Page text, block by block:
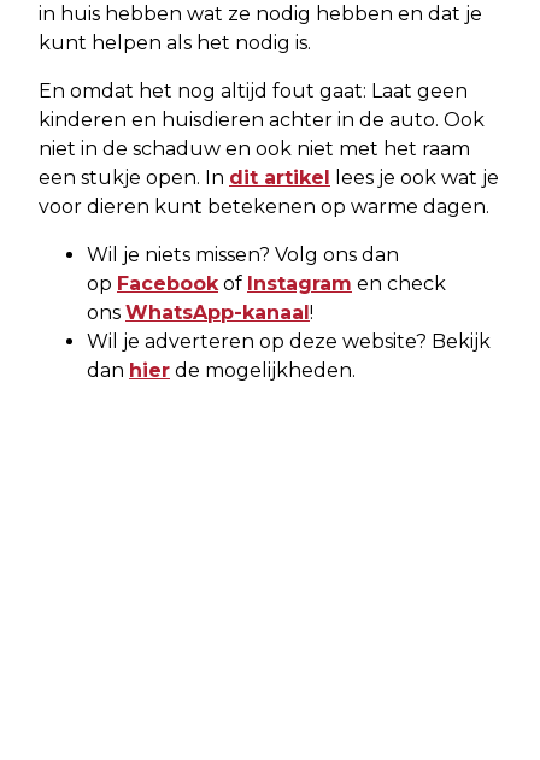
in huis hebben wat ze nodig hebben en dat je
kunt helpen als het nodig is.
En omdat het nog altijd fout gaat: Laat geen
kinderen en huisdieren achter in de auto. Ook
niet in de schaduw en ook niet met het raam
een stukje open. In dit artikel lees je ook wat je
voor dieren kunt betekenen op warme dagen.
Wil je niets missen? Volg ons dan
op Facebookof Instagram en check
ons WhatsApp-kanaal!
Wil je adverteren op deze website? Bekijk
dan hier de mogelijkheden.